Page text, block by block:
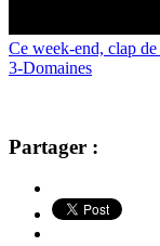
Ce week-end, clap
3-Domaines
Partager :